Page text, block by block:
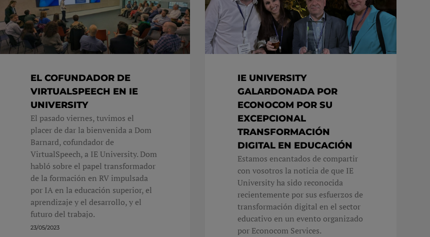
EL COFUNDADOR DE
VIRTUALSPEECH EN IE
UNIVERSITY
El pasado viernes, tuvimos el
placer de dar la bienvenida a Dom
Barnard, cofundador de
VirtualSpeech, a IE University. Dom
habló sobre el papel transformador
de la formación en RV impulsada
por IA en la educación superior, el
aprendizaje y el desarrollo, y el
futuro del trabajo.
23/05/2023
IE UNIVERSITY
GALARDONADA POR
ECONOCOM POR SU
EXCEPCIONAL
TRANSFORMACIÓN
DIGITAL EN EDUCACIÓN
Estamos encantados de compartir
con vosotros la noticia de que IE
University ha sido reconocida
recientemente por sus esfuerzos de
transformación digital en el sector
educativo en un evento organizado
por Econocom Services.